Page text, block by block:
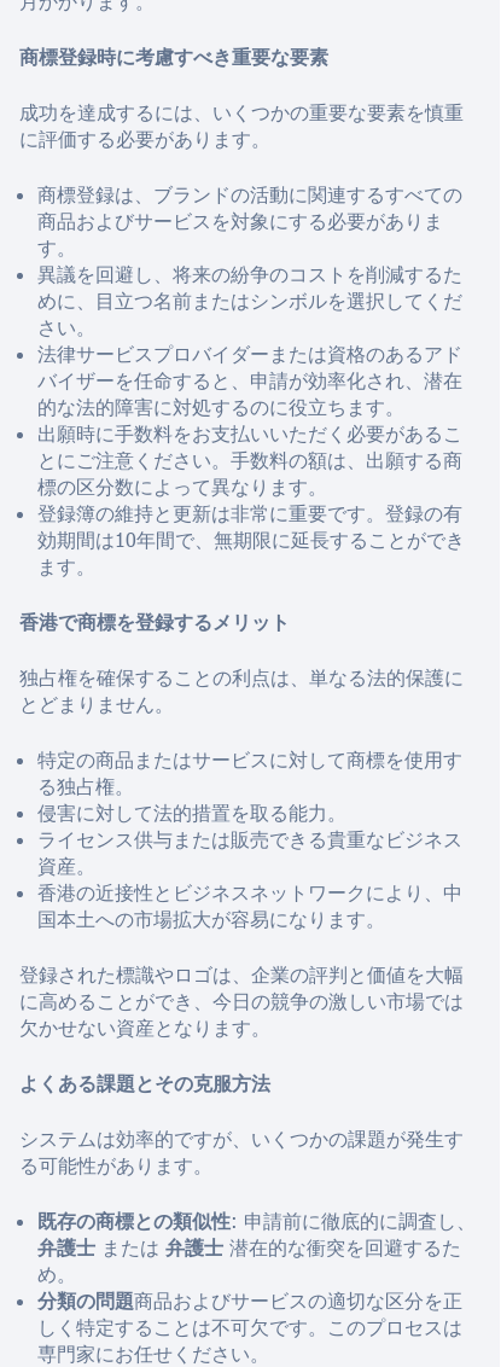
商標登録時に考慮すべき重要な要素
成功を達成するには、いくつかの重要な要素を慎重
に評価する必要があります。
商標登録は、ブランドの活動に関連するすべての
商品およびサービスを対象にする必要がありま
す。
異議を回避し、将来の紛争のコストを削減するた
めに、目立つ名前またはシンボルを選択してくだ
さい。
法律サービスプロバイダーまたは資格のあるアド
バイザーを任命すると、申請が効率化され、潜在
的な法的障害に対処するのに役立ちます。
出願時に手数料をお支払いいただく必要があるこ
とにご注意ください。手数料の額は、出願する商
標の区分数によって異なります。
登録簿の維持と更新は非常に重要です。登録の有
効期間は10年間で、無期限に延長することができ
ます。
香港で商標を登録するメリット
独占権を確保することの利点は、単なる法的保護に
とどまりません。
特定の商品またはサービスに対して商標を使用す
る独占権。
侵害に対して法的措置を取る能力。
ライセンス供与または販売できる貴重なビジネス
資産。
香港の近接性とビジネスネットワークにより、中
国本土への市場拡大が容易になります。
登録された標識やロゴは、企業の評判と価値を大幅
に高めることができ、今日の競争の激しい市場では
欠かせない資産となります。
よくある課題とその克服方法
システムは効率的ですが、いくつかの課題が発生す
る可能性があります。
既存の商標との類似性: 申請前に徹底的に調査し、
弁護士 または 弁護士 潜在的な衝突を回避するた
め。
分類の問題商品およびサービスの適切な区分を正
しく特定することは不可欠です。このプロセスは
専門家にお任せください。